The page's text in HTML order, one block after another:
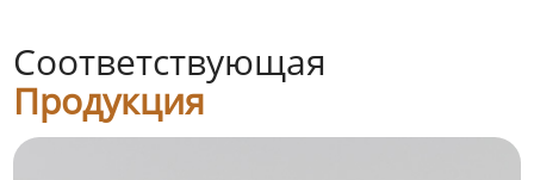
Соответствующая
Продукция